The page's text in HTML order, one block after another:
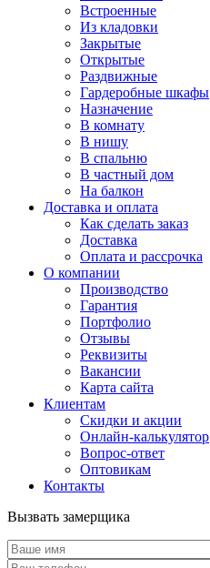
Встроенные
Из кладовки
Закрытые
Открытые
Раздвижные
Гардеробные шкафы
Назначение
В комнату
В нишу
В спальню
В частный дом
На балкон
Доставка и оплата
Как сделать заказ
Доставка
Оплата и рассрочка
О компании
Производство
Гарантия
Портфолио
Отзывы
Реквизиты
Вакансии
Карта сайта
Клиентам
Скидки и акции
Онлайн-калькулятор
Вопрос-ответ
Оптовикам
Контакты
Вызвать замерщика